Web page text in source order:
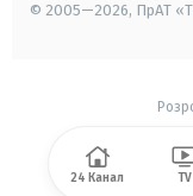
© 2005—2026, ПрАТ
24 Канал TV